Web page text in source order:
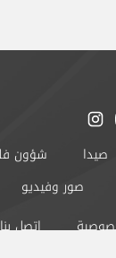
instagram
صيدا شؤون
صور وفيديو
اتصل بنا